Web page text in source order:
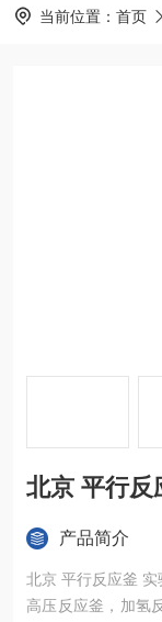
当前位置： 首页
北京 平行反
产品简介
北京 平行反应釜
高压反应釜，加氢